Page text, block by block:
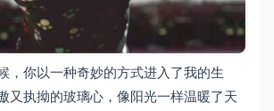
你以一种奇妙的方式进入了我的生
又执拗的玻璃心，像阳光一样温暖了天